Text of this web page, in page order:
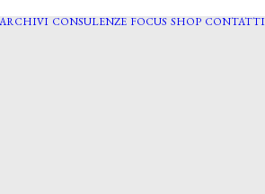
ARCHIVI CONSULENZE FOCUS SHOP CONTATTI